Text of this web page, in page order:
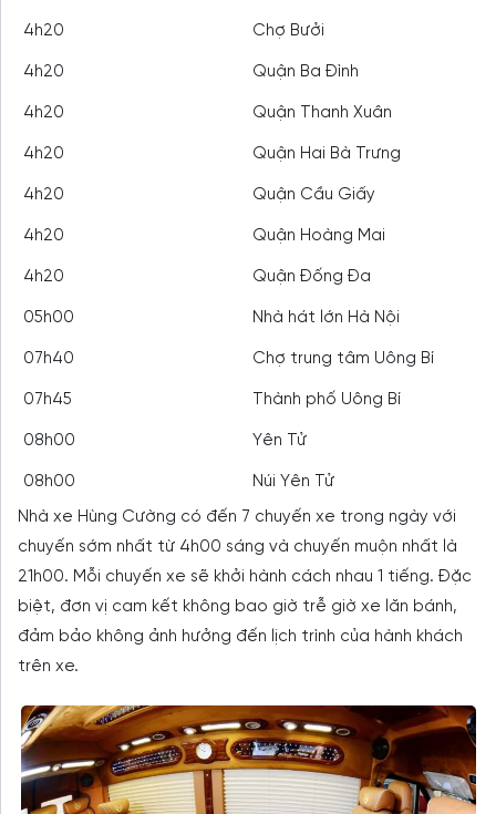
4h20 Chợ Bưởi
4h20 Quận Ba Đình
4h20 Quận Thanh Xuân
4h20 Quận Hai Bà Trưng
4h20 Quận Cầu Giấy
4h20 Quận Hoàng Mai
4h20 Quận Đống Đa
05h00 Nhà hát lớn Hà Nội
07h40 Chợ trung tâm Uông Bí
07h45 Thành phố Uông Bí
08h00 Yên Tử
08h00
Núi Yên Tử
Nhà xe Hùng Cường có đến 7 chuyến xe trong ngày với
chuyến sớm nhất từ 4h00 sáng và chuyến muộn nhất là
21h00. Mỗi chuyến xe sẽ khởi hành cách nhau 1 tiếng. Đặc
biệt, đơn vị cam kết không bao giờ trễ giờ xe lăn bánh,
đảm bảo không ảnh hưởng đến lịch trình của hành khách
trên xe.